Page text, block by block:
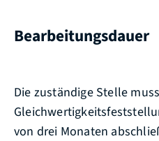
Bearbeitungsdauer
Die zuständige Stelle
von drei Monaten